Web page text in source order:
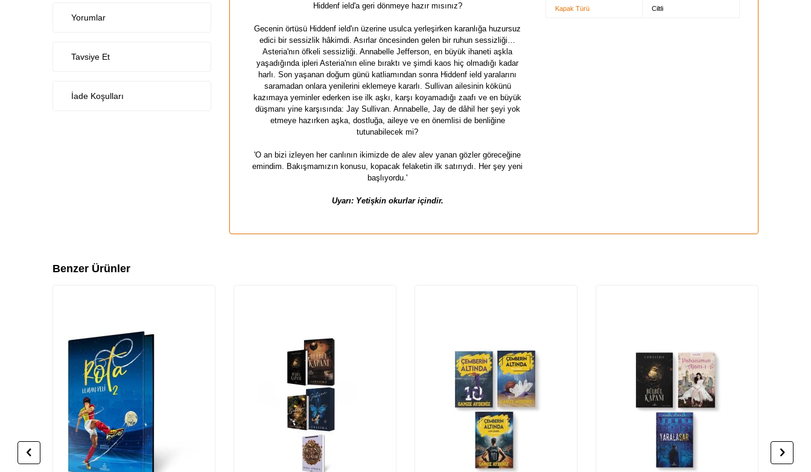
Yorumlar
Tavsiye Et
İade Koşulları
Hiddenf ield'a geri dönmeye hazır mısınız?
Gecenin örtüsü Hiddenf ield'ın üzerine usulca yerleşirken karanlığa huzursuz
edici bir sessizlik hâkimdi. Asırlar öncesinden gelen bir ruhun sessizliği…
Asteria'nın öfkeli sessizliği. Annabelle Jefferson, en büyük ihaneti aşkla
yaşadığında ipleri Asteria'nın eline bıraktı ve şimdi kaos hiç olmadığı kadar
harlı. Son yaşanan doğum günü katliamından sonra Hiddenf ield yaralarını
saramadan onlara yenilerini eklemeye kararlı. Sullivan ailesinin kökünü
kazımaya yeminler ederken ise ilk aşkı,
karşı koyamadığı zaafı ve en büyük
düşmanı yine karşısında: Jay Sullivan. Annabelle, Jay de dâhil her şeyi yok
etmeye hazırken aşka, dostluğa, aileye ve en önemlisi de benliğine
tutunabilecek mi?
'O an bizi izleyen her canlının ikimizde de alev alev yanan gözler göreceğine
emindim.
Bakışmamızın konusu, kopacak felaketin ilk satırıydı.
Her şey yeni
başlıyordu.'
Uyarı: Yetişkin okurlar içindir.
Kapak Türü Ciltli
Benzer Ürünler